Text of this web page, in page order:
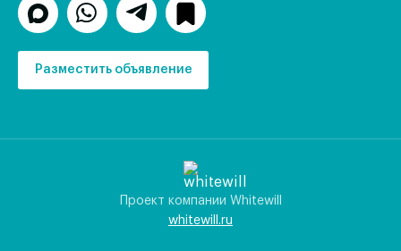
Разместить объявление
Проект компании Whitewill
whitewill.ru